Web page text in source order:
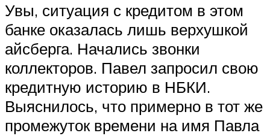
Увы, ситуация с кредитом в этом
банке оказалась лишь верхушкой
айсберга. Начались звонки
коллекторов. Павел запросил свою
кредитную историю в НБКИ.
Выяснилось, что примерно в тот же
промежуток времени на имя Павла